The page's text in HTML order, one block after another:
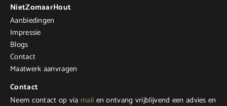
NietZomaarHout
Aanbiedingen
Impressie
Blogs
Contact
Maatwerk aanvragen
Contact
Neem contact op via mail en ontvang vrijblijvend een advies en